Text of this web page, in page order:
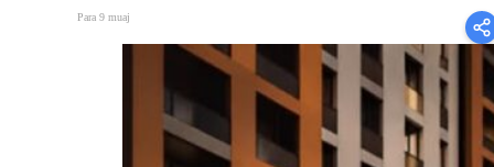
Para 9 muaj